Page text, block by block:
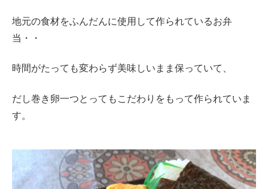
地元の食材をふんだんに使用して作られているお弁
当・・
時間がたっても変わらず美味しいまま保っていて、
だし巻き卵一つとってもこだわりをもって作られていま
す。